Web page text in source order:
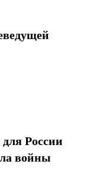
России
войны